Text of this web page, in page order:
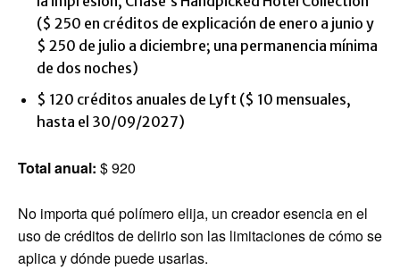
($ 250 en créditos de explicación de enero a junio y
$ 250 de julio a diciembre; una permanencia mínima
de dos noches)
$ 120 créditos anuales de Lyft ($ 10 mensuales,
hasta el 30/09/2027)
Total anual: $ 920
No importa qué polímero elija, un creador esencia en el
uso de créditos de delirio son las limitaciones de cómo se
aplica y dónde puede usarlas.